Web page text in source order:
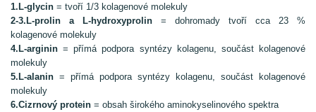
1.L-glycin = tvoří 1/3 kolagenové molekuly
2-3.L-prolin a L-hydroxyprolin = dohromady tvoří cca 23 %
kolagenové molekuly
4.L-arginin = přímá podpora syntézy kolagenu, součást kolagenové
molekuly
5.L-alanin = přímá podpora syntézy kolagenu, součást kolagenové
molekuly
6.Cizrnový protein = obsah širokého aminokyselinového spektra